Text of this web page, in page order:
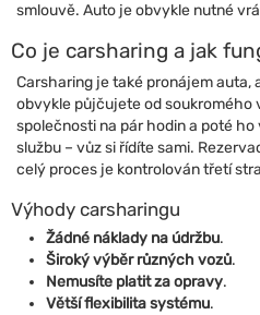
smlouvě. Auto je obvykle nutné
Co je carsharing a jak
Carsharing je také pronájem auta,
obvykle půjčujete od soukromého
společnosti na pár hodin a poté
službu – vůz si řídíte sami.
celý proces je kontrolován třetí
Výhody carsharingu
Žádné náklady na údržbu.
Široký výběr různých vozů.
Nemusíte platit za opravy.
Větší flexibilita systému.